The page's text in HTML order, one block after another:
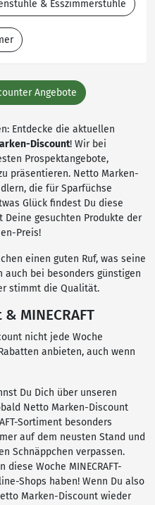
& Esszimmerstühle
Angebote
Entdecke die aktuellen
Discount! Wir bei
Prospektangebote,
präsentieren. Netto Marken-
die für Sparfüchse
Glück findest Du diese
gesuchten Produkte der
Preis!
einen guten Ruf, was seine
bei besonders günstigen
stimmt die Qualität.
MINECRAFT
nicht jede Woche
anbieten, auch wenn
Du Dich über unseren
Netto Marken-Discount
Sortiment besonders
auf dem neusten Stand und
Schnäppchen verpassen.
Woche MINECRAFT-
Shops haben! Wenn Du also
Marken-Discount wieder